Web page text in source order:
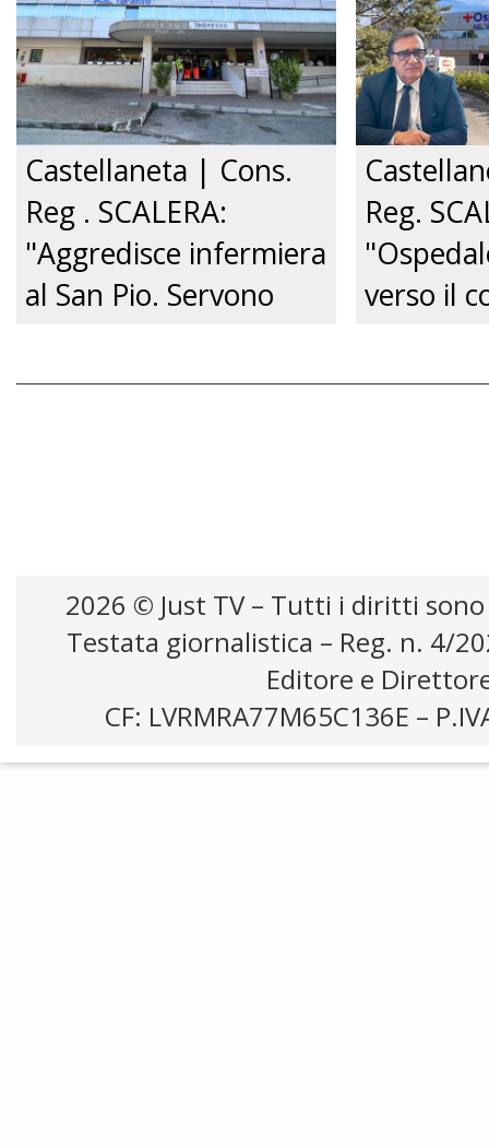
Castellaneta | Cons.
Reg . SCALERA:
"Aggredisce infermiera
al San Pio. Servono
zero.”
Reg.
verso il
venga
2026 © Just TV – Tutti i diritti
Testata giornalistica – Reg. n. 4/
Editore e
CF: LVRMRA77M65C136E –